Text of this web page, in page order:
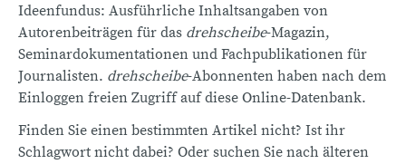
Ideenfundus: Ausführliche Inhaltsangaben von
Autorenbeiträgen für das drehscheibe-Magazin,
Seminardokumentationen und Fachpublikationen für
Journalisten. drehscheibe-Abonnenten haben nach dem
Einloggen freien Zugriff auf diese Online-Datenbank.
Finden Sie einen bestimmten Artikel nicht? Ist ihr
Schlagwort nicht dabei? Oder suchen Sie nach älteren